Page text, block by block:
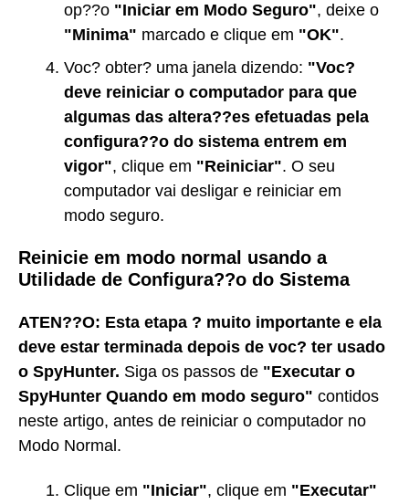
op??o "Iniciar em Modo Seguro", deixe o
"Minima" marcado e clique em "OK".
Voc? obter? uma janela dizendo: "Voc?
deve reiniciar o computador para que
algumas das altera??es efetuadas pela
configura??o do sistema entrem em
vigor", clique em "Reiniciar". O seu
computador vai desligar e reiniciar em
modo seguro.
Reinicie em modo normal usando a
Utilidade de Configura??o do Sistema
ATEN??O: Esta etapa ? muito importante e ela
deve estar terminada depois de voc? ter usado
o SpyHunter. Siga os passos de "Executar o
SpyHunter Quando em modo seguro" contidos
neste artigo, antes de reiniciar o computador no
Modo Normal.
Clique em "Iniciar", clique em "Executar"